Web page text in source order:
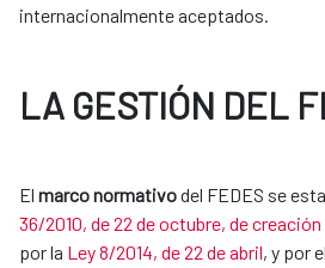
internacionalmente aceptados.
LA GESTIÓN DEL
El marco normativodel FEDES se
36/2010, de 22 de octubre, de creación
por la Ley 8/2014, de 22 de abril​, y por el